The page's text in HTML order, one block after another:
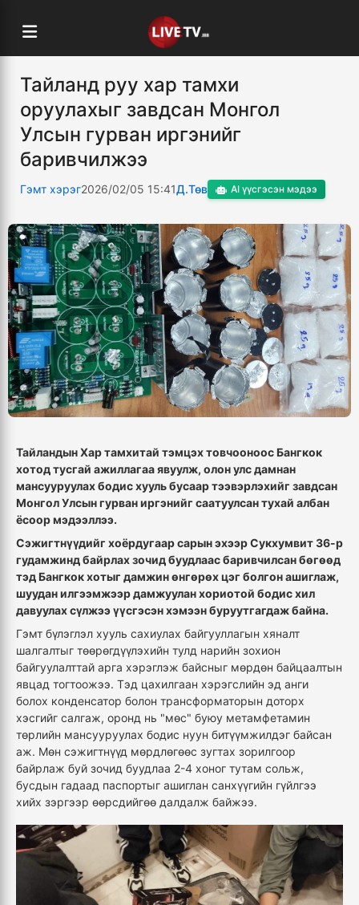
Тайланд руу хар тамхи
оруулахыг завдсан Монгол
Улсын гурван иргэнийг
баривчилжээ
Гэмт хэрэг2026/02/05 15:41Д.Төв AI үүсгэсэн мэдээ
Тайландын Хар тамхитай тэмцэх товчооноос Бангкок
хотод тусгай ажиллагаа явуулж, олон улс дамнан
мансууруулах бодис хууль бусаар тээвэрлэхийг завдсан
Монгол Улсын гурван иргэнийг саатуулсан тухай албан
ёсоор мэдээллээ.
Сэжигтнүүдийг хоёрдугаар сарын эхээр Сукхумвит 36-р
гудамжинд байрлах зочид буудлаас баривчилсан бөгөөд
тэд Бангкок хотыг дамжин өнгөрөх цэг болгон ашиглаж,
шуудан илгээмжээр дамжуулан хориотой бодис хил
давуулах сүлжээ үүсгэсэн хэмээн буруутгагдаж байна.
Гэмт бүлэглэл хууль сахиулах байгууллагын хяналт
шалгалтыг төөрөгдүүлэхийн тулд нарийн зохион
байгуулалттай арга хэрэглэж байсныг мөрдөн байцаалтын
явцад тогтоожээ. Тэд цахилгаан хэрэгслийн эд анги
болох конденсатор болон трансформаторын доторх
хэсгийг салгаж, оронд нь "мөс" буюу метамфетамин
төрлийн мансууруулах бодис нуун битүүмжилдэг байсан
аж. Мөн сэжигтнүүд мөрдлөгөөс зугтах зорилгоор
байрлаж буй зочид буудлаа 2-4 хоног тутам сольж,
бусдын гадаад паспортыг ашиглан санхүүгийн гүйлгээ
хийх зэргээр өөрсдийгөө далдалж байжээ.